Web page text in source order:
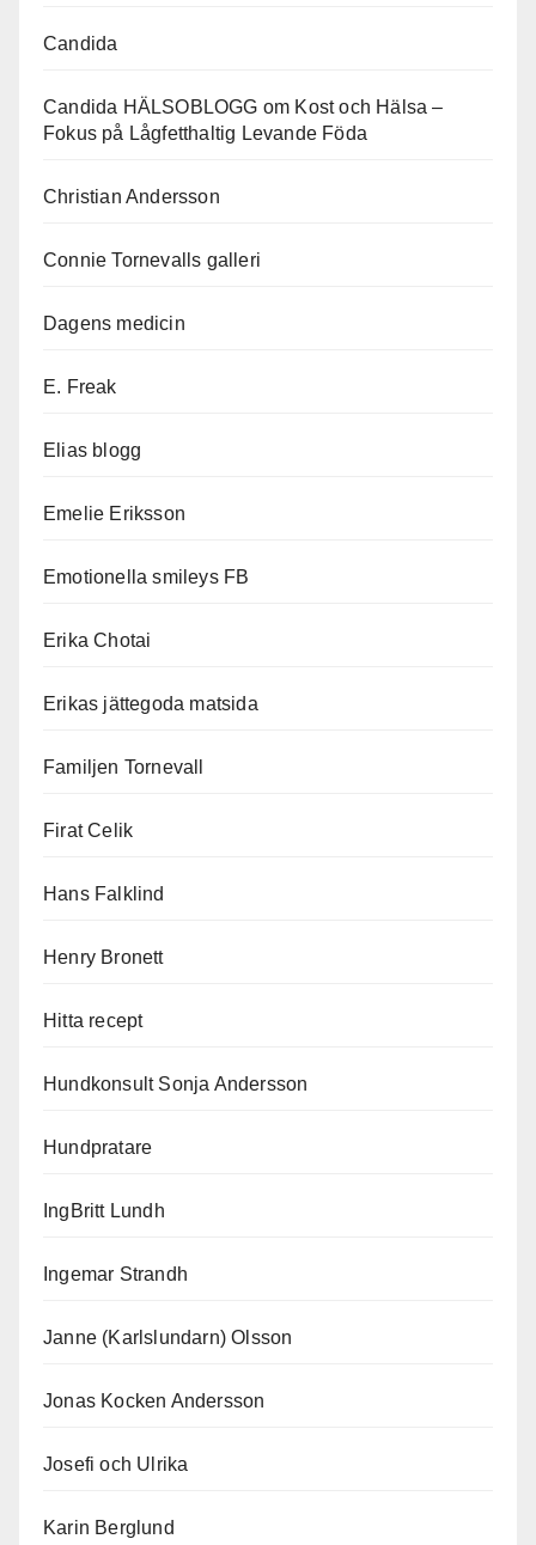
Candida
Candida HÄLSOBLOGG om Kost och Hälsa –
Fokus på Lågfetthaltig Levande Föda
Christian Andersson
Connie Tornevalls galleri
Dagens medicin
E. Freak
Elias blogg
Emelie Eriksson
Emotionella smileys FB
Erika Chotai
Erikas jättegoda matsida
Familjen Tornevall
Firat Celik
Hans Falklind
Henry Bronett
Hitta recept
Hundkonsult Sonja Andersson
Hundpratare
IngBritt Lundh
Ingemar Strandh
Janne (Karlslundarn) Olsson
Jonas Kocken Andersson
Josefi och Ulrika
Karin Berglund